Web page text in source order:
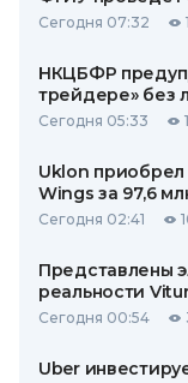
Сегодня 07:32
НКЦБФР
трейдере» без
Сегодня 05:33
Uklon приобрел
Wings за 97,6
Сегодня 02:41
Представлены
реальности
Сегодня 00:54
Uber